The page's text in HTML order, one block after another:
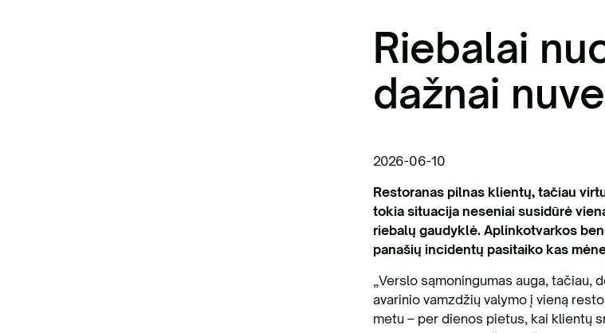
Riebalai
dažnai
2026-06-10
Restoranas pilnas klientų, tačiau
tokia situacija neseniai susidūrė
riebalų gaudyklė. Aplinkotvarkos
panašių incidentų pasitaiko kas
„Verslo sąmoningumas auga, tačiau,
avarinio vamzdžių valymo į vieną
metu – per dienos pietus, kai klientų